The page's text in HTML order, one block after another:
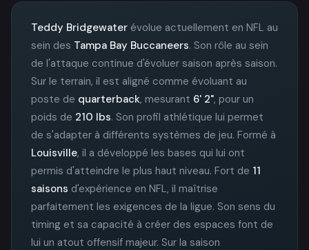
Teddy Bridgewater évolue actuellement en NFL au
sein des Tampa Bay Buccaneers. Son rôle au sein
de l'attaque continue d'évoluer saison après saison.
Sur le terrain, il est aligné comme évoluant au
poste de quarterback, mesurant 6' 2", pour un
poids de 210 lbs. Son profil athlétique lui permet
de s'adapter à différents systèmes de jeu. Formé à
Louisville, il a développé les bases qui lui ont
permis d'atteindre le plus haut niveau. Fort de 11
saisons d'expérience en NFL, il maîtrise
parfaitement les exigences de la ligue. Son sens du
timing et sa capacité à créer des espaces font de
lui un atout offensif majeur. Sur la saison